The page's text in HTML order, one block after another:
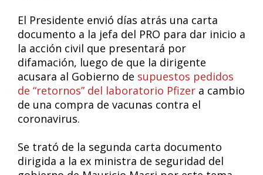
El Presidente envió días atrás una carta
documento a la jefa del PRO para dar inicio a
la acción civil que presentará por
difamación, luego de que la dirigente
acusara al Gobierno de supuestos pedidos
de “retornos” del laboratorio Pfizer a cambio
de una compra de vacunas contra el
coronavirus.
Se trató de la segunda carta documento
dirigida a la ex ministra de seguridad del